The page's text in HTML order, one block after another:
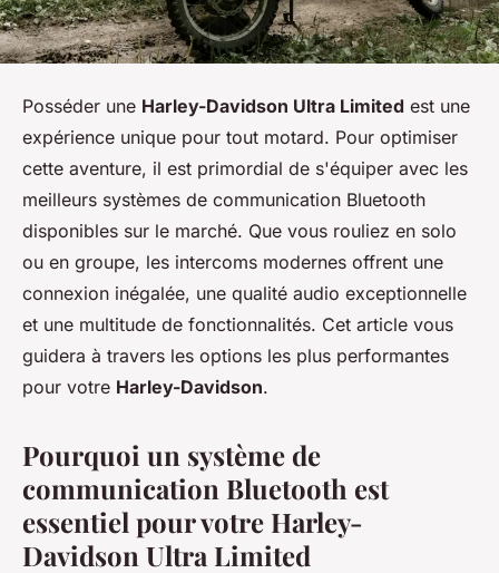
Posséder une Harley-Davidson Ultra Limited est une
expérience unique pour tout motard. Pour optimiser
cette aventure, il est primordial de s'équiper avec les
meilleurs systèmes de communication Bluetooth
disponibles sur le marché. Que vous rouliez en solo
ou en groupe, les intercoms modernes offrent une
connexion inégalée, une qualité audio exceptionnelle
et une multitude de fonctionnalités. Cet article vous
guidera à travers les options les plus performantes
pour votre Harley-Davidson.
Pourquoi un système de
communication Bluetooth est
essentiel pour votre Harley-
Davidson Ultra Limited